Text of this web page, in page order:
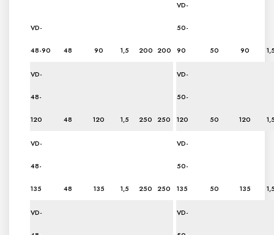
VD-
48-90 48 90 1,5 200 200
VD-
50-
90 50 90
VD-
48-
120 48 120 1,5 250 250
VD-
50-
120 50 120
VD-
48-
135 48 135 1,5 250 250
VD-
50-
135 50 135
VD- VD-